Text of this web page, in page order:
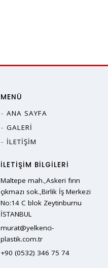
MENÜ
ANA SAYFA
GALERI
İLETIŞIM
İLETIŞIM BILGILERI
Maltepe mah.,Askeri fırın
çıkmazı sok.,Birlik İş Merkezi
No:14 C blok Zeytinburnu
İSTANBUL
murat@yelkenci-
plastik.com.tr
+90 (0532) 346 75 74